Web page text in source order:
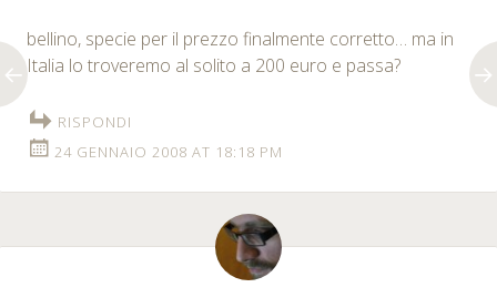
bellino, specie per il prezzo finalmente corretto… ma in
Italia lo troveremo al solito a 200 euro e passa?
RISPONDI
24 GENNAIO 2008 AT 18:18 PM